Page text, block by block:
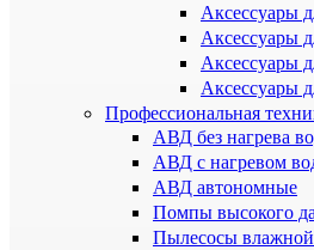
Аксессуары
Аксессуары
Аксессуары
Аксессуары
Профессиональная
АВД без нагрева
АВД с нагревом
АВД автономные
Помпы высокого
Пылесосы